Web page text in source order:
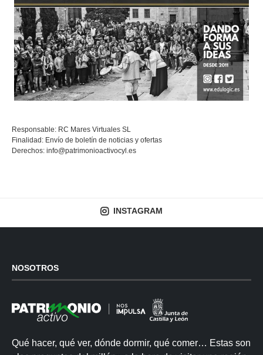
Responsable: RC Mares Virtuales SL
Finalidad: Envío de boletín de noticias y ofertas
Derechos: info@patrimonioactivocyl.es
INSTAGRAM
NOSOTROS
Qué hacer, qué ver, dónde dormir, qué comer… Estas son